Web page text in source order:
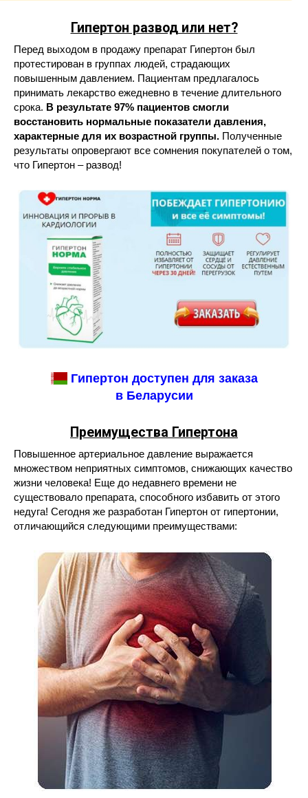
Гипертон развод или нет?
Перед выходом в продажу препарат Гипертон был
протестирован в группах людей, страдающих
повышенным давлением. Пациентам предлагалось
принимать лекарство ежедневно в течение длительного
срока. В результате 97% пациентов смогли
восстановить нормальные показатели давления,
характерные для их возрастной группы. Полученные
результаты опровергают все сомнения покупателей о том,
что Гипертон – развод!
Гипертон доступен для заказа
в Беларусии
Преимущества Гипертона
Повышенное артериальное давление выражается
множеством неприятных симптомов, снижающих качество
жизни человека! Еще до недавнего времени не
существовало препарата, способного избавить от этого
недуга! Сегодня же разработан Гипертон от гипертонии,
отличающийся следующими преимуществами: